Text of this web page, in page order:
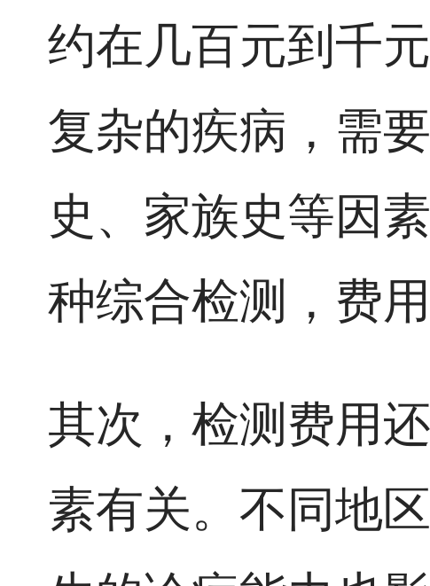
约在几百元到千
复杂的疾病，需
史、家族史等因
种综合检测，费用
其次，检测费用
素有关。不同地